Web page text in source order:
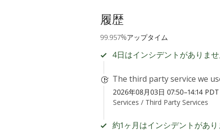
履歴
99.957%アップタイム
4日はインシデントがありま
The third party service we
2026年08月03日 07:50–14:14 PDT
Services / Third Party Services
約1ヶ月はインシデントがあ